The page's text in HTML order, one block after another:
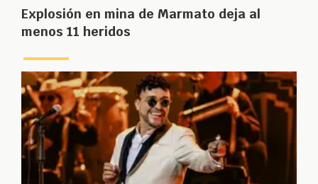
Explosión en mina de Marmato deja al
menos 11 heridos